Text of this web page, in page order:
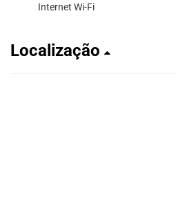
Internet Wi-Fi
Localização